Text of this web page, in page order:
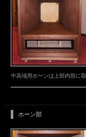
中高域用ホーンは上部内部に
ホーン部